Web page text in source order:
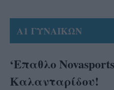
Α1 ΓΥΝΑΙΚΩΝ
‘Επαθλο
Καλανταρίδου!